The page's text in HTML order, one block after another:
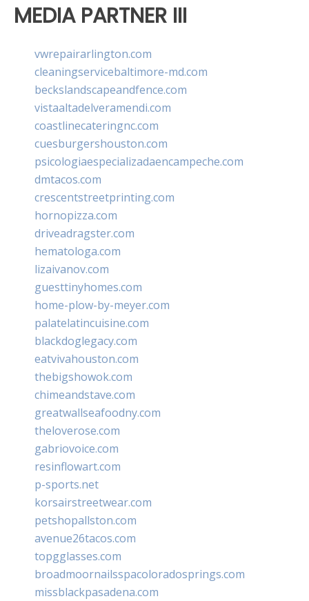
MEDIA PARTNER III
vwrepairarlington.com
cleaningservicebaltimore-md.com
beckslandscapeandfence.com
vistaaltadelveramendi.com
coastlinecateringnc.com
cuesburgershouston.com
psicologiaespecializadaencampeche.com
dmtacos.com
crescentstreetprinting.com
hornopizza.com
driveadragster.com
hematologa.com
lizaivanov.com
guesttinyhomes.com
home-plow-by-meyer.com
palatelatincuisine.com
blackdoglegacy.com
eatvivahouston.com
thebigshowok.com
chimeandstave.com
greatwallseafoodny.com
theloverose.com
gabriovoice.com
resinflowart.com
p-sports.net
korsairstreetwear.com
petshopallston.com
avenue26tacos.com
topgglasses.com
broadmoornailsspacoloradosprings.com
missblackpasadena.com